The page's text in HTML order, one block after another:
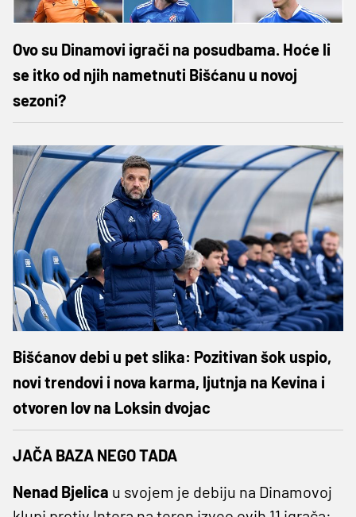
Ovo su Dinamovi igrači na posudbama. Hoće li
se itko od njih nametnuti Bišćanu u novoj
sezoni?
Bišćanov debi u pet slika: Pozitivan šok uspio,
novi trendovi i nova karma, ljutnja na Kevina i
otvoren lov na Loksin dvojac
JAČA BAZA NEGO TADA
Nenad Bjelica u svojem je debiju na Dinamovoj